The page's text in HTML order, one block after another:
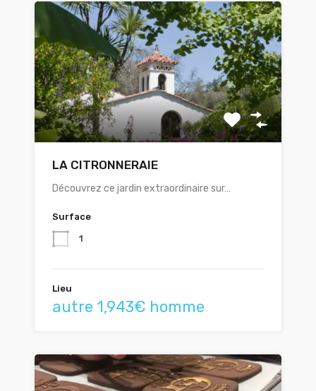
LA CITRONNERAIE
Découvrez ce jardin extraordinaire sur…
Surface
1
Lieu
autre 1,943€ homme